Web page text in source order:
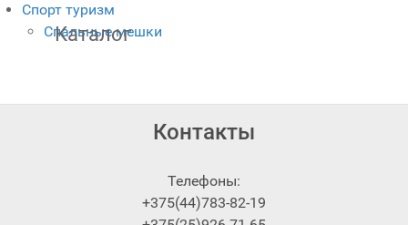
Спорт туризм
Спальные мешки
Каталог
Контакты
Телефоны:
+375(44)783-82-19